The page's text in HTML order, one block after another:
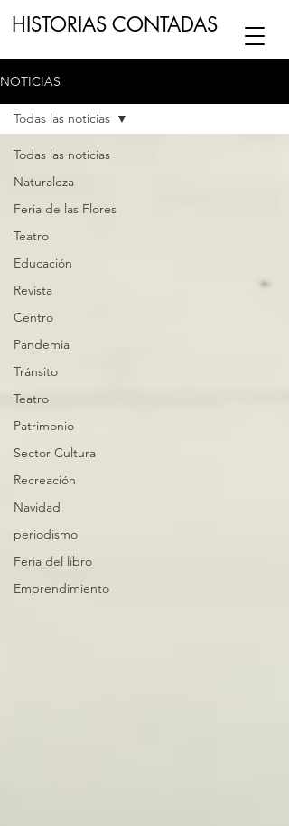
HISTORIAS CONTADAS
NUESTRO CANAL DE
ESCRIBENOS
NOTICIAS
Todas las noticias
Naturaleza
Feria de las Flores
Teatro
Educación
Revista
Centro
Pandemia
Tránsito
Teatro
Patrimonio
Sector Cultura
Recreación
Navidad
periodismo
Feria del libro
Emprendimiento
Todas las noticias